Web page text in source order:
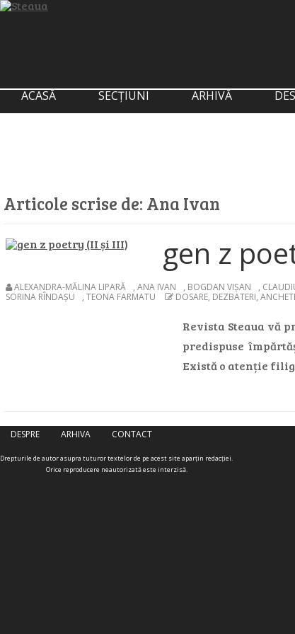
ACASĂ SECȚIUNI ARHIVĂ
Articole scrise de: Ana Ivan
gen z
ALEXANDRA-MĂLINA LIPARĂ , ANA IVAN , BOGDAN VIȘAN ,
SORINA RÎNDAȘU
, TEONA FARMATU DOSARE, DEZBATERI,
Revista Steaua vă
predispuse
Există o atenție
DESPRE ARHIVA CONTACT
Drepturile de autor asupra tuturor textelor de pe acest site aparţin redacţiei.
Orice reproducere neautorizată este interzisă.